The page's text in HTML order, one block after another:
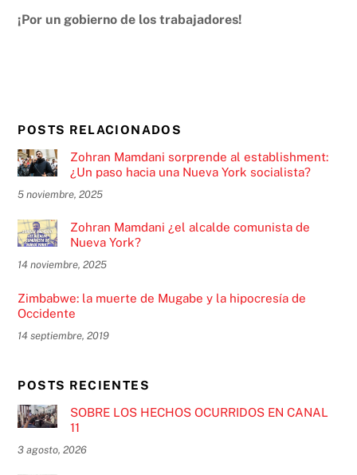
¡Por un gobierno de los trabajadores!
POSTS RELACIONADOS
Zohran Mamdani sorprende al establishment:
¿Un paso hacia una Nueva York socialista?
5 noviembre, 2025
Zohran Mamdani ¿el alcalde comunista de
Nueva York?
14 noviembre, 2025
Zimbabwe: la muerte de Mugabe y la hipocresía de
Occidente
14 septiembre, 2019
POSTS RECIENTES
SOBRE LOS HECHOS OCURRIDOS EN CANAL
11
3 agosto, 2026